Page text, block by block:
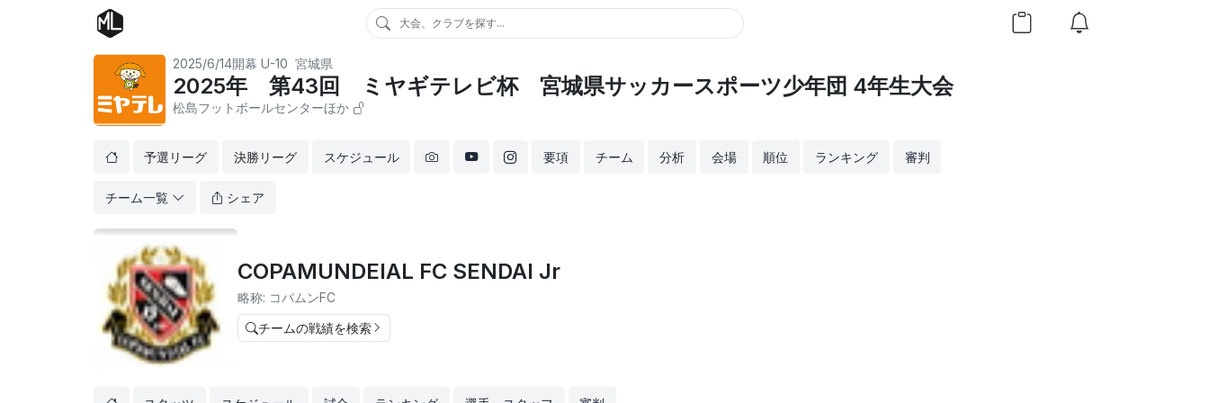
大会、クラブを探す...
2025/6/14開幕 U-10 宮城県
2025年 第43回 ミヤギテレビ杯 宮城県サッカースポーツ少年団 4年生大会
松島フットボールセンターほか
予選リーグ 決勝リーグ スケジュール 要項 チーム 分析 会場 順位 ランキング 審判
チーム一覧 シェア
COPAMUNDEIAL FC SENDAI Jr
略称: コパムンFC
チームの戦績を検索